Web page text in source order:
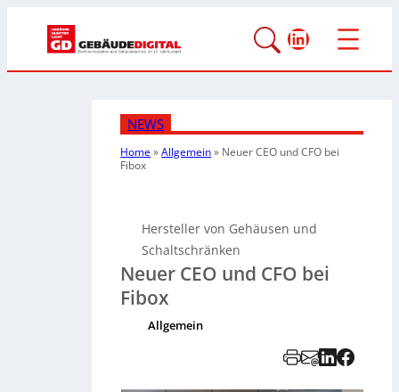
LinkedIn
NEWS
Home»Allgemein» Neuer CEO und CFO bei
Fibox
Hersteller von Gehäusen und
Schaltschränken
Neuer CEO und CFO bei
Fibox
Allgemein